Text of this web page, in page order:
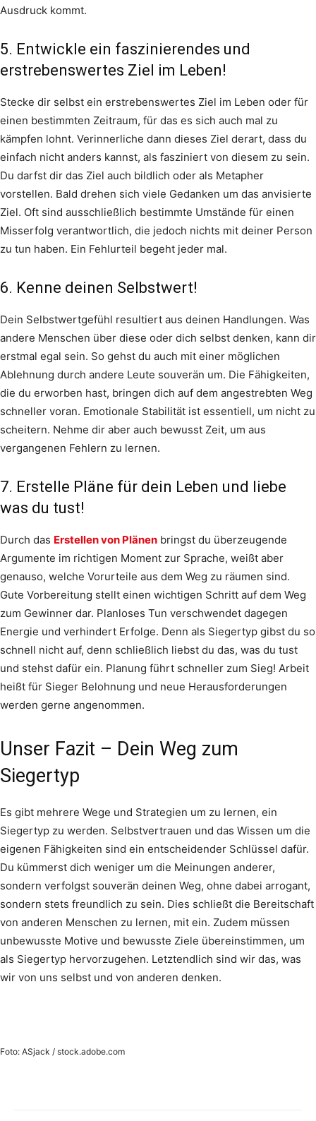
Ausdruck kommt.
5. Entwickle ein faszinierendes und
erstrebenswertes Ziel im Leben!
Stecke dir selbst ein erstrebenswertes Ziel im Leben oder für
einen bestimmten Zeitraum, für das es sich auch mal zu
kämpfen lohnt. Verinnerliche dann dieses Ziel derart, dass du
einfach nicht anders kannst, als fasziniert von diesem zu sein.
Du darfst dir das Ziel auch bildlich oder als Metapher
vorstellen. Bald drehen sich viele Gedanken um das anvisierte
Ziel. Oft sind ausschließlich bestimmte Umstände für einen
Misserfolg verantwortlich, die jedoch nichts mit deiner Person
zu tun haben. Ein Fehlurteil begeht jeder mal.
6. Kenne deinen Selbstwert!
Dein Selbstwertgefühl resultiert aus deinen Handlungen. Was
andere Menschen über diese oder dich selbst denken, kann dir
erstmal egal sein. So gehst du auch mit einer möglichen
Ablehnung durch andere Leute souverän um. Die Fähigkeiten,
die du erworben hast, bringen dich auf dem angestrebten Weg
schneller voran. Emotionale Stabilität ist essentiell, um nicht zu
scheitern. Nehme dir aber auch bewusst Zeit, um aus
vergangenen Fehlern zu lernen.
7. Erstelle Pläne für dein Leben und liebe
was du tust!
Durch das Erstellen von Plänen bringst du überzeugende
Argumente im richtigen Moment zur Sprache, weißt aber
genauso, welche Vorurteile aus dem Weg zu räumen sind.
Gute Vorbereitung stellt einen wichtigen Schritt auf dem Weg
zum Gewinner dar. Planloses Tun verschwendet dagegen
Energie und verhindert Erfolge. Denn als Siegertyp gibst du so
schnell nicht auf, denn schließlich liebst du das, was du tust
und stehst dafür ein. Planung führt schneller zum Sieg! Arbeit
heißt für Sieger Belohnung und neue Herausforderungen
werden gerne angenommen.
Unser Fazit – Dein Weg zum
Siegertyp
Es gibt mehrere Wege und Strategien um zu lernen, ein
Siegertyp zu werden. Selbstvertrauen und das Wissen um die
eigenen Fähigkeiten sind ein entscheidender Schlüssel dafür.
Du kümmerst dich weniger um die Meinungen anderer,
sondern verfolgst souverän deinen Weg, ohne dabei arrogant,
sondern stets freundlich zu sein. Dies schließt die Bereitschaft
von anderen Menschen zu lernen, mit ein. Zudem müssen
unbewusste Motive und bewusste Ziele übereinstimmen, um
als Siegertyp hervorzugehen. Letztendlich sind wir das, was
wir von uns selbst und von anderen denken.
Foto: ASjack / stock.adobe.com